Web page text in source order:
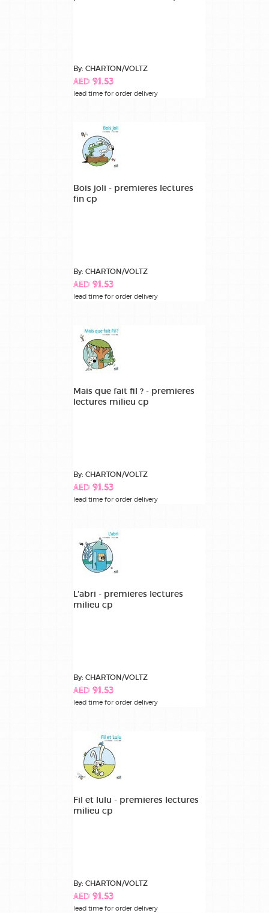
By: CHARTON/VOLTZ
AED 91.53
lead time for order delivery
Bois joli - premieres lectures
fin cp
By: CHARTON/VOLTZ
AED 91.53
lead time for order delivery
Mais que fait fil ? - premieres
lectures milieu cp
By: CHARTON/VOLTZ
AED 91.53
lead time for order delivery
L'abri - premieres lectures
milieu cp
By: CHARTON/VOLTZ
AED 91.53
lead time for order delivery
Fil et lulu - premieres lectures
milieu cp
By: CHARTON/VOLTZ
AED 91.53
lead time for order delivery